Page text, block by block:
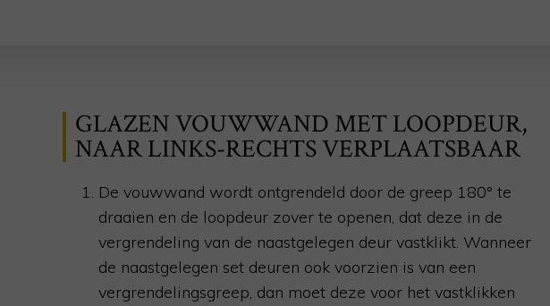
GLAZEN VOUWWAND MET LOOPDEUR,
NAAR LINKS-RECHTS VERPLAATSBAAR
De vouwwand wordt ontgrendeld door de greep 180° te
draaien en de loopdeur zover te openen, dat deze in de
vergrendeling van de naastgelegen deur vastklikt. Wanneer
de naastgelegen set deuren ook voorzien is van een
vergrendelingsgreep, dan moet deze voor het vastklikken